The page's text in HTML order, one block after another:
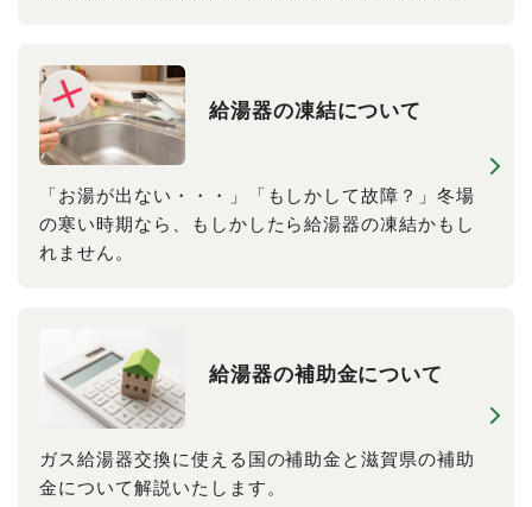
給湯器の​凍結に​ついて
「お湯が出ない・・・」「もしかして故障？」冬場
の寒い時期なら、もしかしたら給湯器の凍結かもし
れません。
給湯器の​補助金に​ついて
ガス給湯器交換に使える国の補助金と滋賀県の補助
金について解説いたします。